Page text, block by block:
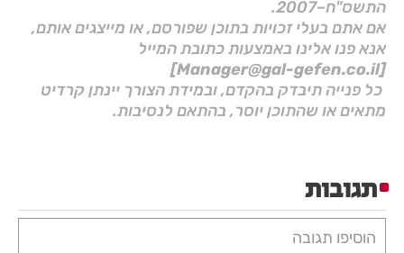
התשס"ח–2007.
אם אתם בעלי זכויות בתוכן שפורסם, או מייצגים אותם,
אנא פנו אלינו באמצעות כתובת המייל
[Manager@gal-gefen.co.il]
כל פנייה תיבדק בהקדם, ובמידת הצורך יינתן קרדיט
מתאים או שהתוכן יוסר, בהתאם לנסיבות.
תגובות
הוסיפו תגובה